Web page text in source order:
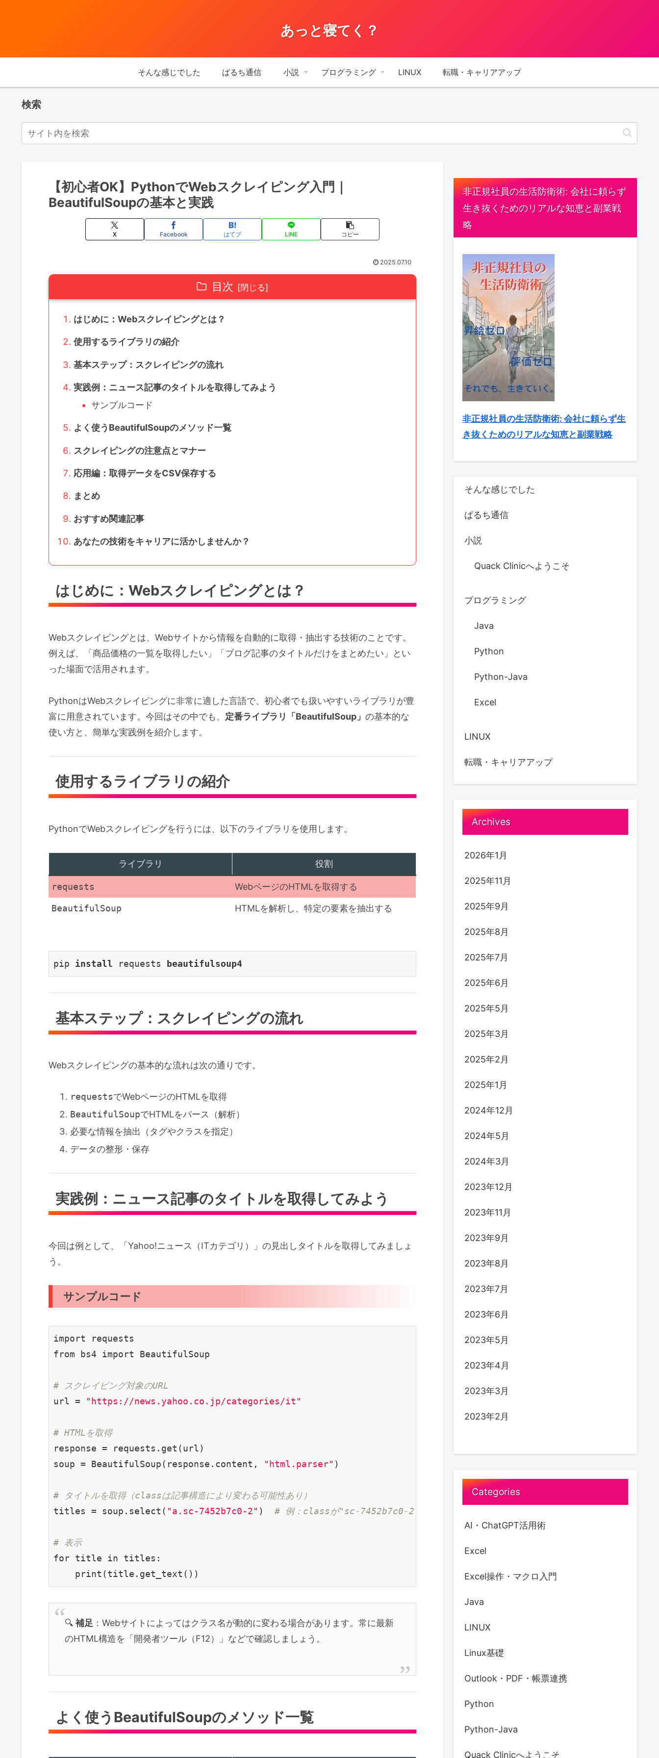
あっと寝てく？
そんな感じでした ぱるち通信 小説 プログラミング LINUX 転職・キャリアアップ
検索
【初心者OK】PythonでWebスクレイピング入門｜
BeautifulSoupの基本と実践
X Facebook はてブ LINE コピー
2025.07.10
目次
はじめに：Webスクレイピングとは？
使用するライブラリの紹介
基本ステップ：スクレイピングの流れ
実践例：ニュース記事のタイトルを取得してみよう
サンプルコード
よく使うBeautifulSoupのメソッド一覧
スクレイピングの注意点とマナー
応用編：取得データをCSV保存する
まとめ
おすすめ関連記事
あなたの技術をキャリアに活かしませんか？
はじめに：Webスクレイピングとは？
Webスクレイピングとは、Webサイトから情報を自動的に取得・抽出する技術のことです。
例えば、「商品価格の一覧を取得したい」「ブログ記事のタイトルだけをまとめたい」とい
った場面で活用されます。
PythonはWebスクレイピングに非常に適した言語で、初心者でも扱いやすいライブラリが豊
富に用意されています。今回はその中でも、 定番ライブラリ「BeautifulSoup」 の基本的な
使い方と、簡単な実践例を紹介します。
使用するライブラリの紹介
PythonでWebスクレイピングを行うには、以下のライブラリを使用します。
ライブラリ 役割
requests WebページのHTMLを取得する
BeautifulSoup HTMLを解析し、特定の要素を抽出する
pip install requests
基本ステップ：スクレイピングの流れ
Webスクレイピングの基本的な流れは次の通りです。
requestsでWebページのHTMLを取得
BeautifulSoupでHTMLをパース（解析）
必要な情報を抽出（タグやクラスを指定）
データの整形・保存
実践例：ニュース記事のタイトルを取得してみよう
今回は例として、「Yahoo!ニュース（ITカテゴリ）」の見出しタイトルを取得してみましょ
う。
サンプルコード
import requests
from bs4 import BeautifulSoup
# スクレイピング対象のURL
url =
"https://news.yahoo.co.jp/categories/it"
# HTMLを取得
response = requests.get(url)
soup = BeautifulSoup(response.content,
"html.parser" )
# タイトルを取得（classは記事構造により変わる可能性あり）
titles = soup.select( "a.sc-7452b7c0-2" ) # 例：classが"sc-7452b7c0-2"のリンク
# 表示
for title in titles:
🔍補足 ：Webサイトによってはクラス名が動的に変わる場合があります。常に最新
のHTML構造を「開発者ツール（F12）」などで確認しましょう。
よく使うBeautifulSoupのメソッド一覧
非正規社員の生活防衛術: 会社に頼らず
生き抜くためのリアルな知恵と副業戦
略
非正規社員の生活防衛術: 会社に頼らず生
き抜くためのリアルな知恵と副業戦略
そんな感じでした
ぱるち通信
小説
Quack Clinicへようこそ
プログラミング
Java
Python
Python-Java
Excel
LINUX
転職・キャリアアップ
Archives
2026年1月
2025年11月
2025年9月
2025年8月
2025年7月
2025年6月
2025年5月
2025年3月
2025年2月
2025年1月
2024年12月
2024年5月
2024年3月
2023年12月
2023年11月
2023年9月
2023年8月
2023年7月
2023年6月
2023年5月
2023年4月
2023年3月
2023年2月
Categories
AI・ChatGPT活用術
Excel
Excel操作・マクロ入門
Java
LINUX
Linux基礎
Outlook・PDF・帳票連携
Python
Python-Java
Quack Clinicへようこそ